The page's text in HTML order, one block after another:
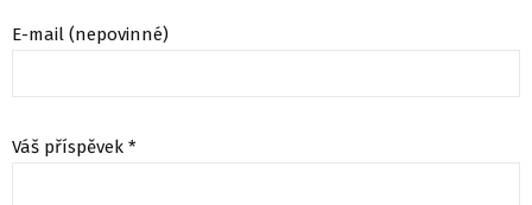
E-mail (nepovinné)
Váš příspěvek *